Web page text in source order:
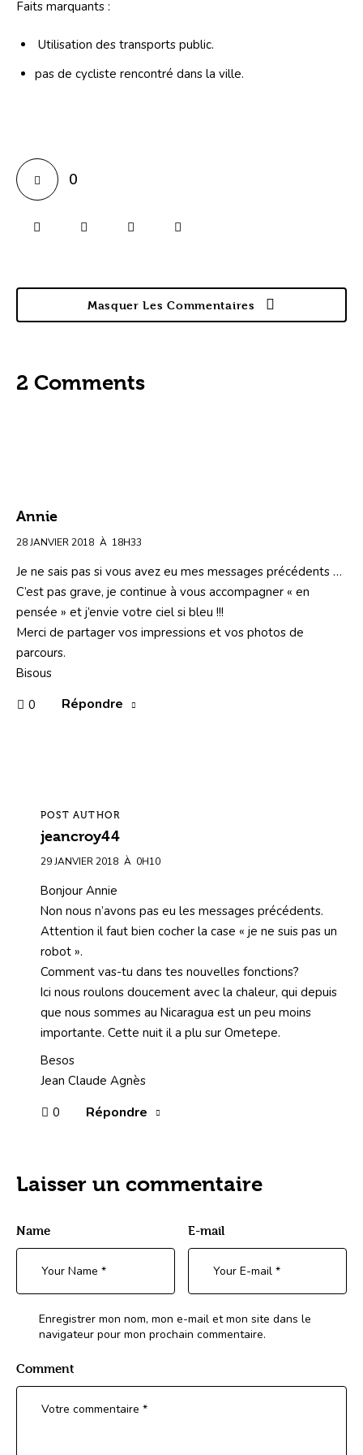
Faits marquants :
Utilisation des transports public.
pas de cycliste rencontré dans la ville.
0
Masquer Les Commentaires
2 Comments
Annie
28 JANVIER 2018 À 18H33
Je ne sais pas si vous avez eu mes messages précédents …
C’est pas grave, je continue à vous accompagner « en
pensée » et j’envie votre ciel si bleu !!!
Merci de partager vos impressions et vos photos de
parcours.
Bisous
0
Répondre
POST AUTHOR
jeancroy44
29 JANVIER 2018 À 0H10
Bonjour Annie
Non nous n’avons pas eu les messages précédents.
Attention il faut bien cocher la case « je ne suis pas un
robot ».
Comment vas-tu dans tes nouvelles fonctions?
Ici nous roulons doucement avec la chaleur, qui depuis
que nous sommes au Nicaragua est un peu moins
importante. Cette nuit il a plu sur Ometepe.
Besos
Jean Claude Agnès
0
Répondre
Laisser un commentaire
Name E-mail
Enregistrer mon nom, mon e-mail et mon site dans le
navigateur pour mon prochain commentaire.
Comment